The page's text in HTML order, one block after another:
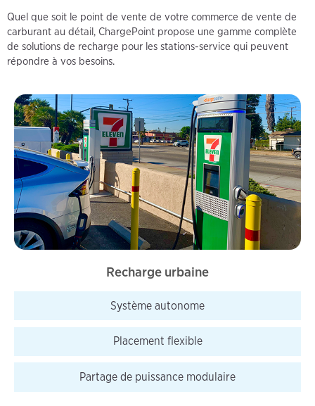
Quel que soit le point de vente de votre commerce de vente de
carburant au détail, ChargePoint propose une gamme complète
de solutions de recharge pour les stations-service qui peuvent
répondre à vos besoins.
Recharge urbaine
Système autonome
Placement flexible
Partage de puissance modulaire